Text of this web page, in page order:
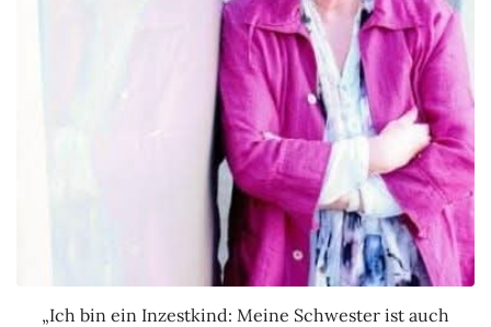
„Ich bin ein Inzestkind: Meine Schwester ist auch